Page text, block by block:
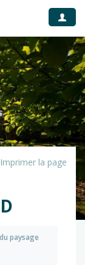
Imprimer la page
paysage